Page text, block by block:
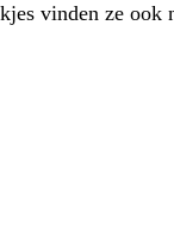
vinden ze ook